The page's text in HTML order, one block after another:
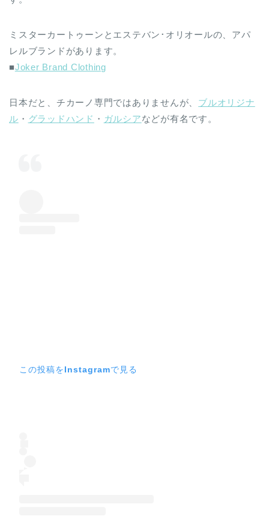
ミスターカートゥーンとエステバン･オリオールの、アパ
レルブランドがあります。
■Joker Brand Clothing
日本だと、チカーノ専門ではありませんが、 ブルオリジナ
ル ・ グラッドハンド ・ ガルシアなどが有名です。
この投稿をInstagramで見る